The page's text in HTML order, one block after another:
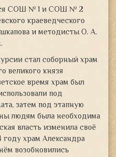
СОШ № 1 и СОШ № 2
краеведческого
и методисты О. А.
стал соборный храм
великого князя
время храм был
под
затем под этапную
людям была необходима
власть изменила своё
храм Александра
возобновились